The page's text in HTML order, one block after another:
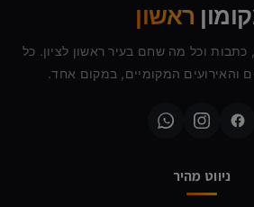
ראשון
וכל מה שחם בעיר ראשון לציון. כל
והאירועים המקומיים, במקום אחד.
ניווט מהיר